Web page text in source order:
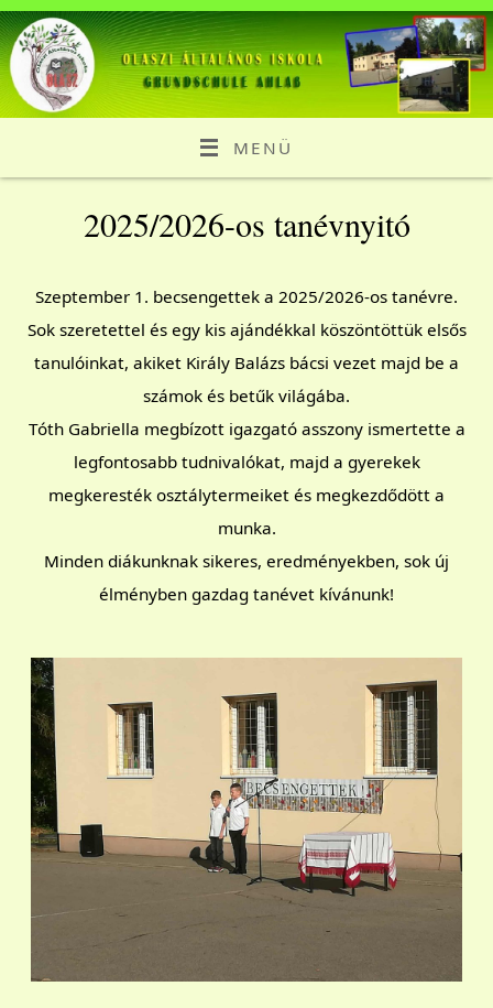
MENÜ
2025/2026-os tanévnyitó
Szeptember 1. becsengettek a 2025/2026-os tanévre.
Sok szeretettel és egy kis ajándékkal köszöntöttük elsős
tanulóinkat, akiket Király Balázs bácsi vezet majd be a
számok és betűk világába.
Tóth Gabriella megbízott igazgató asszony ismertette a
legfontosabb tudnivalókat, majd a gyerekek
megkeresték osztálytermeiket és megkezdődött a
munka.
Minden diákunknak sikeres, eredményekben, sok új
élményben gazdag tanévet kívánunk!